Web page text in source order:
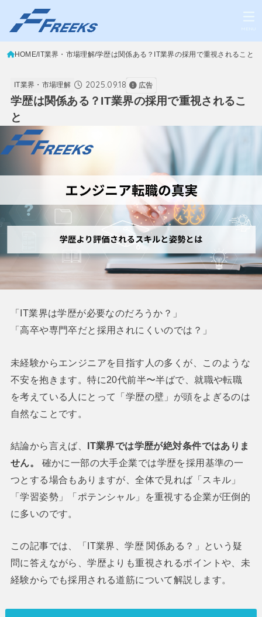
HOME IT業界・市場理解 学歴は関係ある？IT業界の採用で重視されること
IT業界・市場理解 2025.09.18 広告
学歴は関係ある？IT業界の採用で重視されるこ
と
「IT業界は学歴が必要なのだろうか？」
「高卒や専門卒だと採用されにくいのでは？」
未経験からエンジニアを目指す人の多くが、このような
不安を抱きます。特に20代前半〜半ばで、就職や転職
を考えている人にとって「学歴の壁」が頭をよぎるのは
自然なことです。
結論から言えば、 IT業界では学歴が絶対条件ではありま
せん。
確かに一部の大手企業では学歴を採用基準の一
つとする場合もありますが、全体で見れば「スキル」
「学習姿勢」「ポテンシャル」を重視する企業が圧倒的
に多いのです。
この記事では、「IT業界、学歴 関係ある？」という疑
問に答えながら、学歴よりも重視されるポイントや、未
経験からでも採用される道筋について解説します。